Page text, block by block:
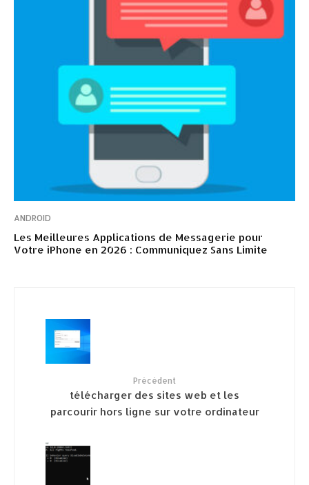
ANDROID
Les Meilleures Applications de Messagerie pour
Votre iPhone en 2026 : Communiquez Sans Limite
Précédent
télécharger des sites web et les
parcourir hors ligne sur votre ordinateur